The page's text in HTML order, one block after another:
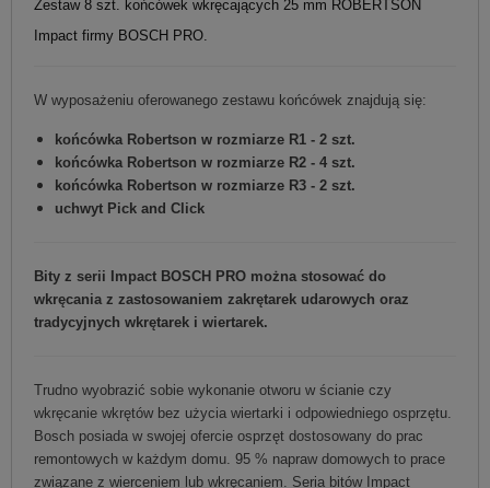
Zestaw 8 szt. końcówek wkręcających 25 mm ROBERTSON
Impact firmy BOSCH PRO.
W wyposażeniu oferowanego zestawu końcówek znajdują się:
końcówka Robertson w rozmiarze R1 - 2 szt.
końcówka Robertson w rozmiarze R2 - 4 szt.
końcówka Robertson w rozmiarze R3 - 2 szt.
uchwyt Pick and Click
Bity z serii Impact BOSCH PRO można stosować do
wkręcania z zastosowaniem zakrętarek udarowych oraz
tradycyjnych wkrętarek i wiertarek.
Trudno wyobrazić sobie wykonanie otworu w ścianie czy
wkręcanie wkrętów bez użycia wiertarki i odpowiedniego osprzętu.
Bosch posiada w swojej ofercie osprzęt dostosowany do prac
remontowych w każdym domu. 95 % napraw domowych to prace
związane z wierceniem lub wkręcaniem. Seria bitów Impact